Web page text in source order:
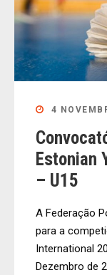
4
Estonian
– U15
A Federação
para a
International
Dezembro de